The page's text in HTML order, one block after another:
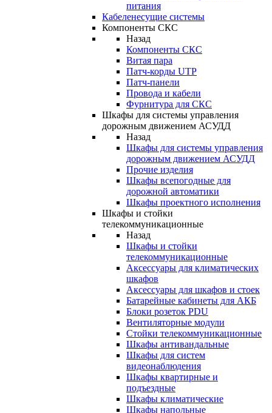
питания
Кабеленесущие системы
Компоненты СКС
Назад
Компоненты СКС
Витая пара
Патч-корды UTP
Патч-панели
Провода и кабели
Фурнитура для СКС
Шкафы для системы управления
дорожным движением АСУДД
Назад
Шкафы для системы управления
дорожным движением АСУДД
Прочие изделия
Шкафы всепогодные для
дорожной автоматики
Шкафы проектного исполнения
Шкафы и стойки
телекоммуникационные
Назад
Шкафы и стойки
телекоммуникационные
Аксессуары для климатических
шкафов
Аксессуары для шкафов и стоек
Батарейные кабинеты для АКБ
Блоки розеток PDU
Вентиляторные модули
Стойки телекоммуникационные
Шкафы антивандальные
Шкафы для систем
видеонаблюдения
Шкафы квартирные и
подъездные
Шкафы климатические
Шкафы напольные